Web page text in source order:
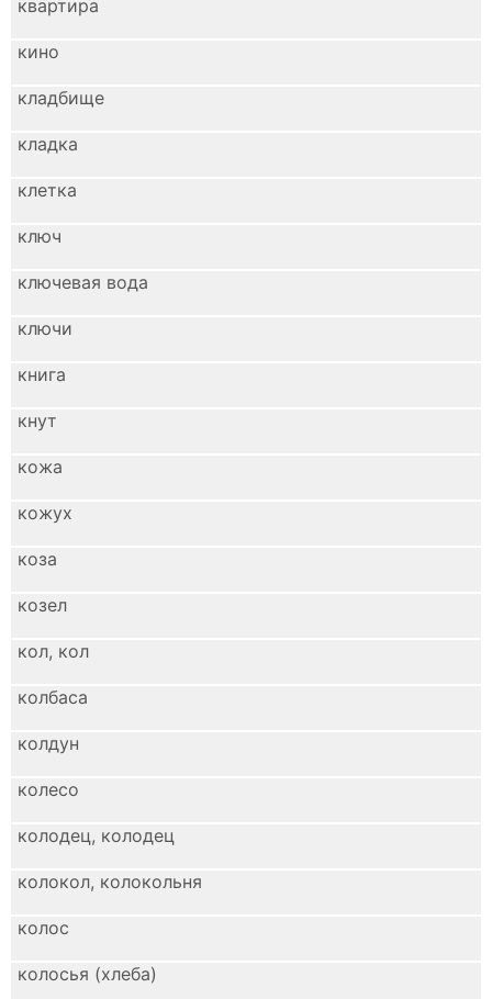
квартира
кино
кладбище
кладка
клетка
ключ
ключевая вода
ключи
книга
кнут
кожа
кожух
коза
козел
кол, кол
колбаса
колдун
колесо
колодец, колодец
колокол, колокольня
колос
колосья (хлеба)